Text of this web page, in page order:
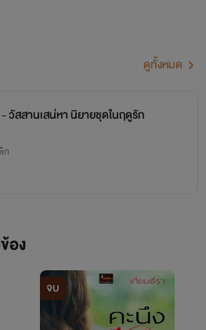
ดูทั้งหมด
วัสสานเสน่หา นิยายชุดในฤดูรัก
ก
อง
จบ